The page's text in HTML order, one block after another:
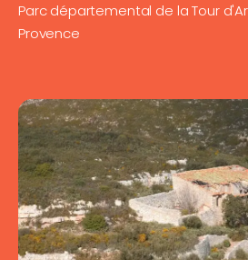
Parc départemental de la Tour
Provence